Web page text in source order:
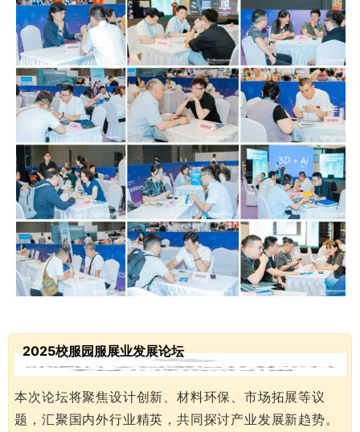
2025校服园服展业发展论坛
本次论坛将聚焦设计创新、材料环保、市场拓展等议
题，汇聚国内外行业精英，共同探讨产业发展新趋势。